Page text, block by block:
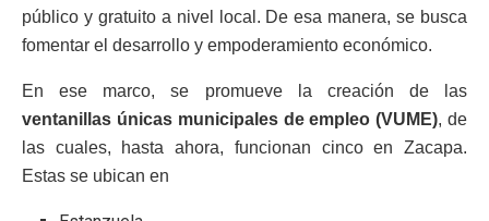
público y gratuito a nivel local. De esa manera, se busca
fomentar el desarrollo y empoderamiento económico.
En ese marco, se promueve la creación de las
ventanillas únicas municipales de empleo (VUME), de
las cuales, hasta ahora, funcionan cinco en Zacapa.
Estas se ubican en